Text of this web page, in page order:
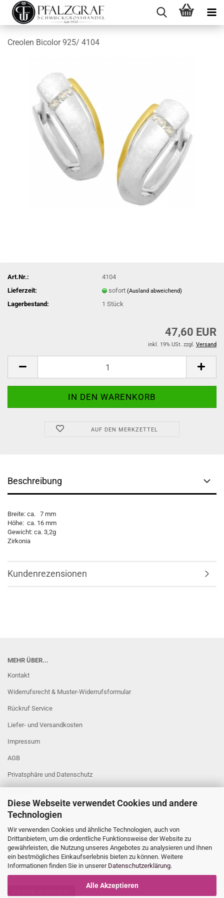
Diese Webseite verwendet Cookies und andere
Technologien
Wir verwenden Cookies und ähnliche Technologien, auch von
Drittanbietern, um die ordentliche Funktionsweise der Website zu
gewährleisten, die Nutzung unseres Angebotes zu analysieren und Ihnen
ein bestmögliches Einkaufserlebnis bieten zu können. Weitere
Informationen finden Sie in unserer Datenschutzerklärung.
Alle Akzeptieren
Creolen Bicolor 925/ 4104
Art.Nr.:
4104
Lieferzeit:
sofort(Ausland abweichend)
Lagerbestand: 1Stück
47,60 EUR
inkl. 19% USt. zzgl. Versand
AUF DEN MERKZETTEL
Beschreibung
Breite: ca. 7 mm
Höhe: ca. 16 mm
Gewicht: ca. 3,2g
Zirkonia
Kundenrezensionen
MEHR ÜBER...
Kontakt
Widerrufsrecht & Muster-Widerrufsformular
Rückruf Service
Liefer- und Versandkosten
Impressum
AGB
Privatsphäre und Datenschutz
Cookie Einstellungen